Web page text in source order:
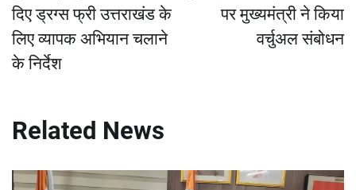
दिए ड्रग्स फ्री उत्तराखंड के
लिए व्यापक अभियान चलाने
के निर्देश
पर मुख्यमंत्री ने किया
वर्चुअल संबोधन
Related News